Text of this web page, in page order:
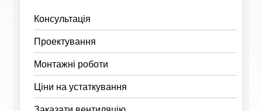
Консультація
Проектування
Монтажні роботи
Ціни на устаткування